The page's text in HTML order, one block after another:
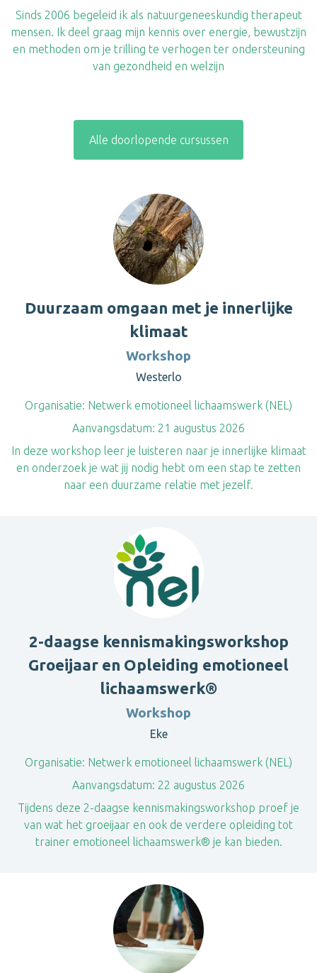
Sinds 2006 begeleid ik als natuurgeneeskundig therapeut
mensen. Ik deel graag mijn kennis over energie, bewustzijn
en methoden om je trilling te verhogen ter ondersteuning
van gezondheid en welzijn
Alle doorlopende cursussen
Duurzaam omgaan met je innerlijke
klimaat
Workshop
Westerlo
Organisatie: Netwerk emotioneel lichaamswerk (NEL)
Aanvangsdatum: 21 augustus 2026
In deze workshop leer je luisteren naar je innerlijke klimaat
en onderzoek je wat jij nodig hebt om een stap te zetten
naar een duurzame relatie met jezelf.
2-daagse kennismakingsworkshop
Groeijaar en Opleiding emotioneel
lichaamswerk®
Workshop
Eke
Organisatie: Netwerk emotioneel lichaamswerk (NEL)
Aanvangsdatum: 22 augustus 2026
Tijdens deze 2-daagse kennismakingsworkshop proef je
van wat het groeijaar en ook de verdere opleiding tot
trainer emotioneel lichaamswerk® je kan bieden.